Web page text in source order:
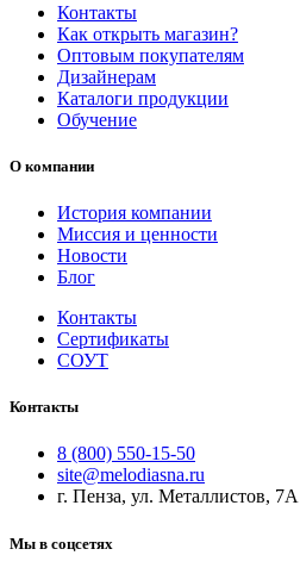
Контакты
Как открыть магазин?
Оптовым покупателям
Дизайнерам
Каталоги продукции
Обучение
О компании
История компании
Миссия и ценности
Новости
Блог
Контакты
Сертификаты
СОУТ
Контакты
8 (800) 550-15-50
site@melodiasna.ru
г. Пенза, ул. Металлистов, 7А
Мы в соцсетях